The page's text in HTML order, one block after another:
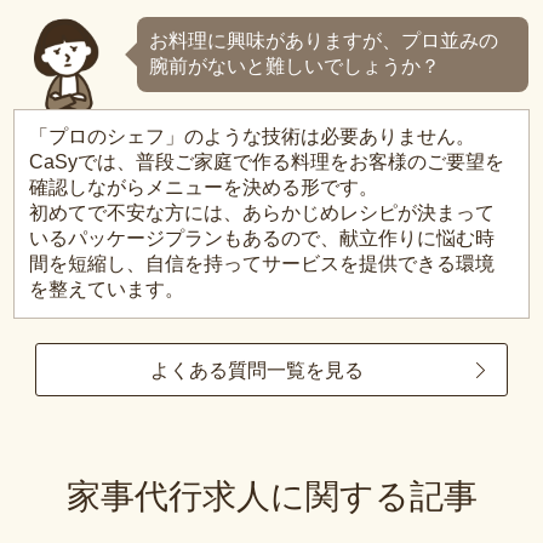
お料理に興味がありますが、プロ並みの
腕前がないと難しいでしょうか？
「プロのシェフ」のような技術は必要ありません。
CaSyでは、普段ご家庭で作る料理をお客様のご要望を
確認しながらメニューを決める形です。
初めてで不安な方には、あらかじめレシピが決まって
いるパッケージプランもあるので、献立作りに悩む時
間を短縮し、自信を持ってサービスを提供できる環境
を整えています。
よくある質問一覧を見る
家事代行求人に関する記事